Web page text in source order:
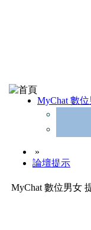
MyChat 數
»
論壇提示
MyChat 數位男女